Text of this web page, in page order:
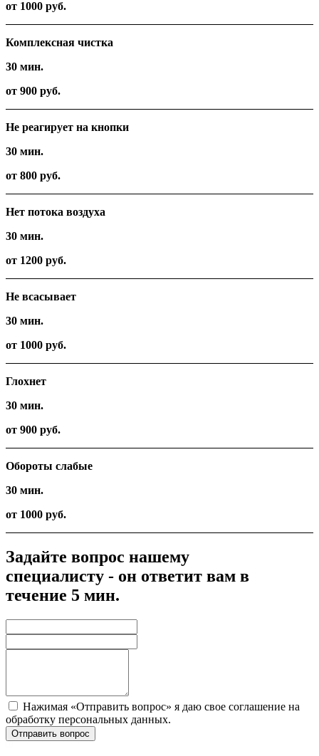
от 1000 руб.
Комплексная чистка
30 мин.
от 900 руб.
Не реагирует на кнопки
30 мин.
от 800 руб.
Нет потока воздуха
30 мин.
от 1200 руб.
Не всасывает
30 мин.
от 1000 руб.
Глохнет
30 мин.
от 900 руб.
Обороты слабые
30 мин.
от 1000 руб.
Задайте вопрос нашему
специалисту - он ответит вам в
течение 5 мин.
Нажимая «Отправить вопрос» я даю свое соглашение на
обработку персональных данных.
Отправить вопрос